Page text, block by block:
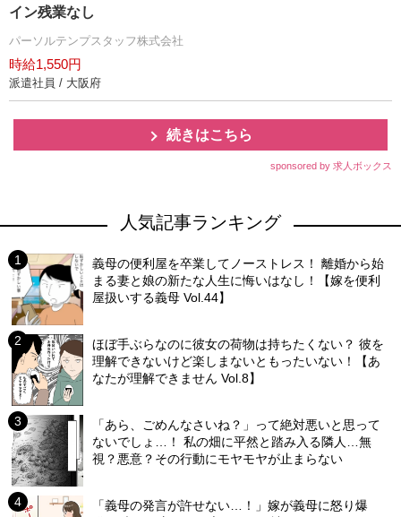
イン残業なし
パーソルテンプスタッフ株式会社
時給1,550円
派遣社員 / 大阪府
続きはこちら
sponsored by 求人ボックス
人気記事ランキング
義母の便利屋を卒業してノーストレス！ 離婚から始
まる妻と娘の新たな人生に悔いはなし！【嫁を便利
屋扱いする義母 Vol.44】
ほぼ手ぶらなのに彼女の荷物は持ちたくない？ 彼を
理解できないけど楽しまないともったいない！【あ
なたが理解できません Vol.8】
「あら、ごめんなさいね？」って絶対悪いと思って
ないでしょ…！ 私の畑に平然と踏み入る隣人…無
視？悪意？その行動にモヤモヤが止まらない
「義母の発言が許せない…！」嫁が義母に怒り爆